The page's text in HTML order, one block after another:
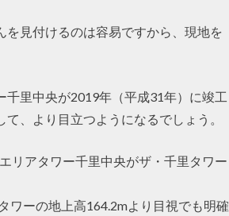
見付けるのは容易ですから、現地を
里中央が2019年（平成31年）に竣工
、より目立つようになるでしょう。
リアタワー千里中央がザ・千里タワー
ワーの地上高164.2mより目視でも明確